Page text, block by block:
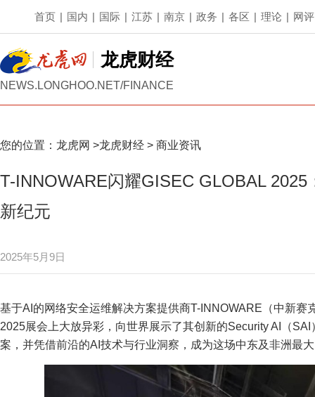
首页 | 国内 | 国际 | 江苏 | 南京 | 政务 | 各区 | 理论 | 网评
龙虎财经
NEWS.LONGHOO.NET/FINANCE
您的位置： 龙虎网 >龙虎财经 > 商业资讯
T-INNOWARE闪耀GISEC GLOBAL
新纪元
2025年5月9日
基于AI的网络安全运维解决方案提供商T-INNOWARE（中新
2025展会上大放异彩，向世界展示了其创新的Security AI（
案，并凭借前沿的AI技术与行业洞察，成为这场中东及非洲最